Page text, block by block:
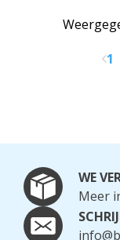
1
WE
Meer